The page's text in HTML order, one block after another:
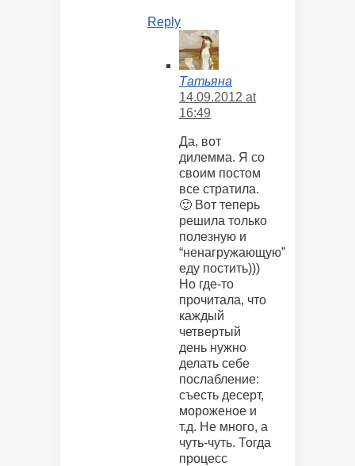
Reply
Татьяна
14.09.2012 at
16:49
Да, вот
дилемма. Я со
своим постом
все стратила.
🙂 Вот теперь
решила только
полезную и
“ненагружающую”
еду постить)))
Но где-то
прочитала, что
каждый
четвертый
день нужно
делать себе
послабление:
съесть десерт,
мороженое и
т.д. Не много, а
чуть-чуть. Тогда
процесс